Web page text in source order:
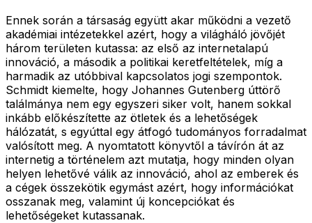
Ennek során a társaság együtt akar működni a vezető
akadémiai intézetekkel azért, hogy a világháló jövőjét
három területen kutassa: az első az internetalapú
innováció, a második a politikai keretfeltételek, míg a
harmadik az utóbbival kapcsolatos jogi szempontok.
Schmidt kiemelte, hogy Johannes Gutenberg úttörő
találmánya nem egy egyszeri siker volt, hanem sokkal
inkább előkészítette az ötletek és a lehetőségek
hálózatát, s egyúttal egy átfogó tudományos forradalmat
valósított meg. A nyomtatott könyvtől a távírón át az
internetig a történelem azt mutatja, hogy minden olyan
helyen lehetővé válik az innováció, ahol az emberek és
a cégek összekötik egymást azért, hogy információkat
osszanak meg, valamint új koncepciókat és
lehetőségeket kutassanak.